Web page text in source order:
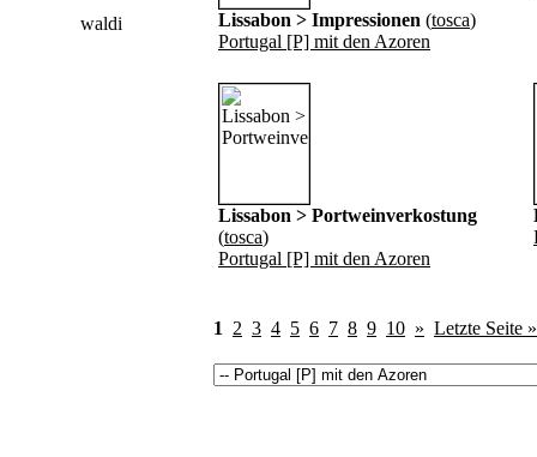
waldi Lissabon > Impressionen (tosca)
Portugal [P] mit den Azoren
Lissabon > Portweinverkostung
(tosca)
Portugal [P] mit den Azoren
1 2 3 4 5 6 7 8 9 10 » Letzte Seite »